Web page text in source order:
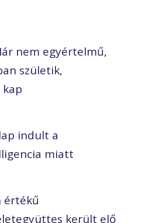
nem egyértelmű,
születik,
indult a
miatt
értékű
került elő